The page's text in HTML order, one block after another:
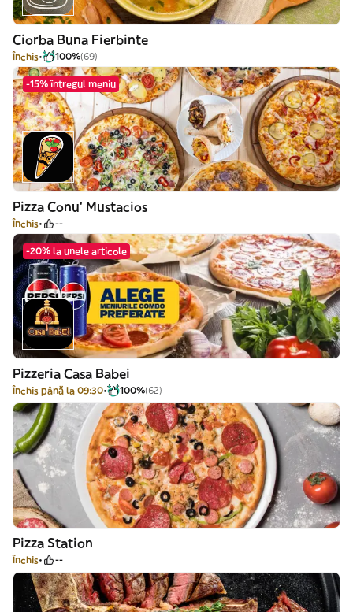
Ciorba Buna Fierbinte
Închis 100%(69)
-15% întregul meniu
Pizza Conu' Mustacios
Închis --
-20% la unele articole
Pizzeria Casa Babei
Închis până la 09:30 100%(62)
Pizza Station
Închis --